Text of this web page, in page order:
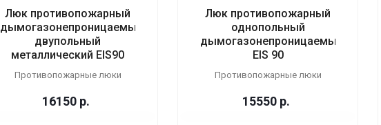
Люк противопожарный
дымогазонепроницаемый
двупольный
металлический EIS90
Противопожарные люки
16150 р.
Люк противопожарный
однопольный
дымогазонепроницаемый
EIS 90
Противопожарные люки
15550 р.